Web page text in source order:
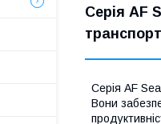
Серія AF
Серія AF
Вони